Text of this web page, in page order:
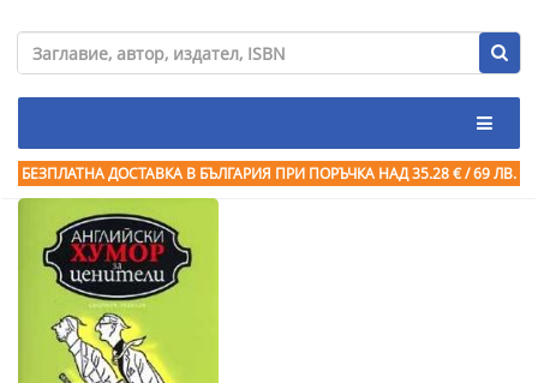
БЕЗПЛАТНА ДОСТАВКА В БЪЛГАРИЯ ПРИ ПОРЪЧКА НАД 35.28 € / 69 ЛВ.